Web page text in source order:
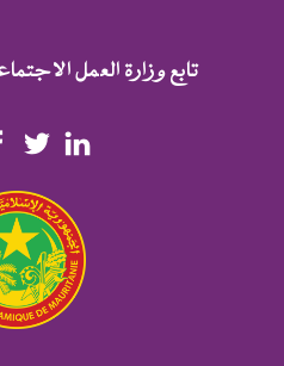
تابع وزارة العمل